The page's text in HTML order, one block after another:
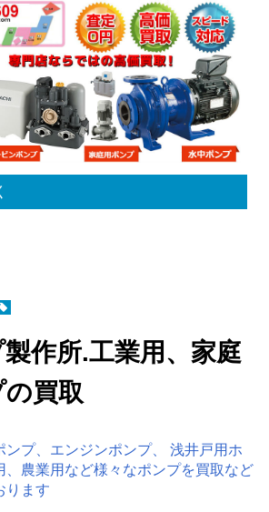
作所.工業用、家庭
買取
ンプ、エンジンポンプ、 浅井戸用ホ
、農業用など様々なポンプを買取など
ります